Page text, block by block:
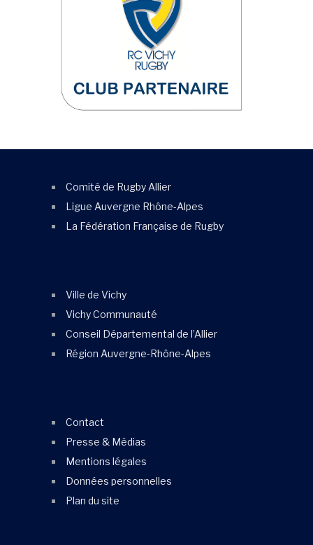
Comité de Rugby Allier
Ligue Auvergne Rhône-Alpes
La Fédération Française de Rugby
Ville de Vichy
Vichy Communauté
Conseil Départemental de l’Allier
Région Auvergne-Rhône-Alpes
Contact
Presse & Médias
Mentions légales
Données personnelles
Plan du site